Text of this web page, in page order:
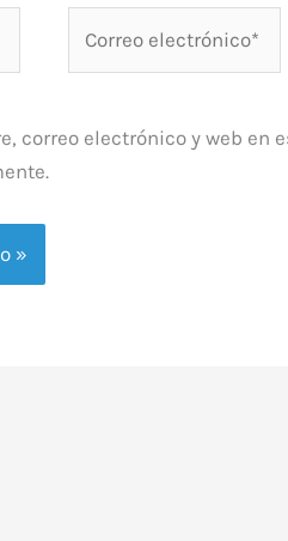
correo electrónico y web en